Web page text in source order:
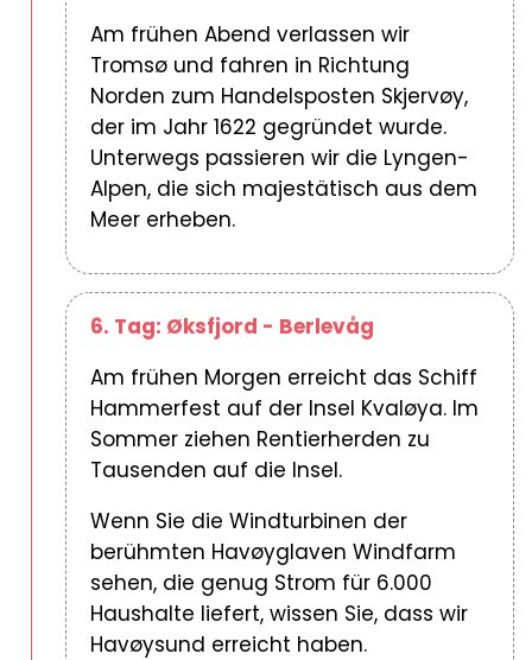
Am frühen Abend verlassen wir
Tromsø und fahren in Richtung
Norden zum Handelsposten Skjervøy,
der im Jahr 1622 gegründet wurde.
Unterwegs passieren wir die Lyngen-
Alpen, die sich majestätisch aus dem
Meer erheben.
6. Tag: Øksfjord - Berlevåg
Am frühen Morgen erreicht das Schiff
Hammerfest auf der Insel Kvaløya. Im
Sommer ziehen Rentierherden zu
Tausenden auf die Insel.
Wenn Sie die Windturbinen der
berühmten Havøyglaven Windfarm
sehen, die genug Strom für 6.000
Haushalte liefert, wissen Sie, dass wir
Havøysund erreicht haben.